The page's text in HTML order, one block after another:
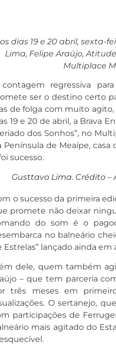
dias 19 e 20 abril, sexta-
Lima, Felipe Araújo,
Multiplace
regressiva
ser o destino certo
de folga com muito agito,
19 e 20 de abril, a Brava
dos Sonhos”, no
Península de Meaípe,
sucesso.
Gusttavo Lima. Crédito
o sucesso da primeira
promete não deixar
do som é o
no balneário
Estrelas” lançado ainda em
dele, quem também
– que tem parceria
três meses em
O sertanejo,
participações de
mais agitado do